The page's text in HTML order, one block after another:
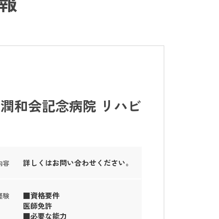
和会記念病院 リハビ
容 詳しくはお問い合わせください。
験
■資格要件
医師免許
■必要な能力